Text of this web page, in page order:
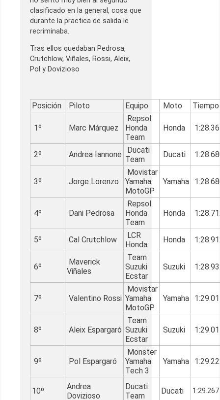
clasificado en la general, cosa que
durante la practica de salida le
recriminaba.
Tras ellos quedaban Pedrosa,
Crutchlow, Viñales, Rossi, Aleix,
Pol y Dovizioso
Posición Piloto Equipo Moto
1º Marc Márquez
Repsol
Honda
Team
Honda
2º Andrea Iannone
Ducati
Team
Ducati
3º Jorge Lorenzo
Movistar
Yamaha
MotoGP
Yamaha
4º Dani Pedrosa
Repsol
Honda
Team
Honda
5º Cal Crutchlow
LCR
Honda
Honda
6º
Maverick
Viñales
Team
Suzuki
Ecstar
Suzuki
7º Valentino Rossi
Movistar
Yamaha
MotoGP
Yamaha
8º Aleix Espargaró
Team
Suzuki
Ecstar
Suzuki
9º Pol Espargaró
Monster
Yamaha
Tech 3
Yamaha
10º
Andrea
Dovizioso
Ducati
Team
Ducati 1:29.267